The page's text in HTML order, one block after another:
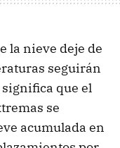
la nieve deje de
seguirán
que el
se
acumulada en